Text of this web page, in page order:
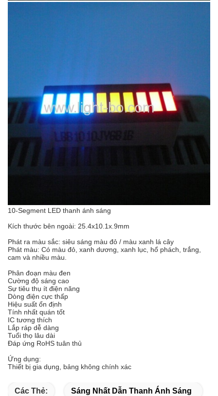
10-Segment LED thanh ánh sáng
Kích thước bên ngoài: 25.4x10.1x.9mm
Phát ra màu sắc: siêu sáng màu đỏ / màu xanh lá cây
Phát màu: Có màu đỏ, xanh dương, xanh lục, hổ phách, trắng,
cam và nhiều màu.
Phân đoạn màu đen
Cường độ sáng cao
Sự tiêu thụ ít điện năng
Dòng điện cực thấp
Hiệu suất ổn định
Tính nhất quán tốt
IC tương thích
Lắp ráp dễ dàng
Tuổi thọ lâu dài
Đáp ứng RoHS tuân thủ
Ứng dụng:
Thiết bị gia dụng, bảng không chính xác
Các Thẻ: Sáng Nhất Dẫn Thanh Ánh Sáng